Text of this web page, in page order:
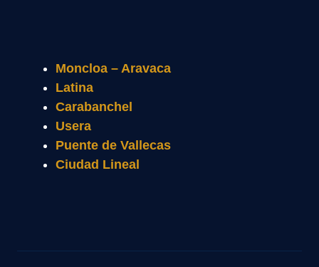
Moncloa – Aravaca
Latina
Carabanchel
Usera
Puente de Vallecas
Ciudad Lineal